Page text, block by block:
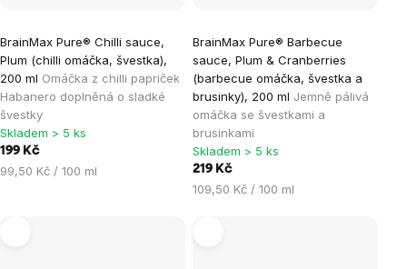
BrainMax Pure® Chilli sauce,
Plum (chilli omáčka, švestka),
200 ml Omáčka z chilli papriček
Habanero doplněná o sladké
švestky
Skladem > 5 ks
199 Kč
Měrná
99,50 Kč / 100 ml
BrainMax Pure® Barbecue
sauce, Plum & Cranberries
(barbecue omáčka, švestka a
brusinky), 200 ml Jemně pálivá
omáčka se švestkami a
brusinkami
Skladem > 5 ks
219 Kč
Měrná
109,50 Kč / 100 ml